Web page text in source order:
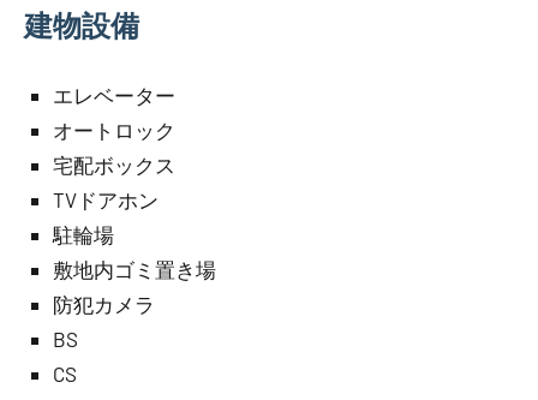
建物設備
エレベーター
オートロック
宅配ボックス
TVドアホン
駐輪場
敷地内ゴミ置き場
防犯カメラ
BS
CS